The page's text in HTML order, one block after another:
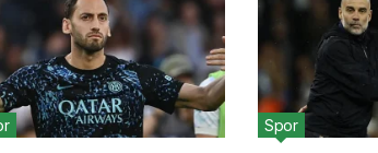
Spor